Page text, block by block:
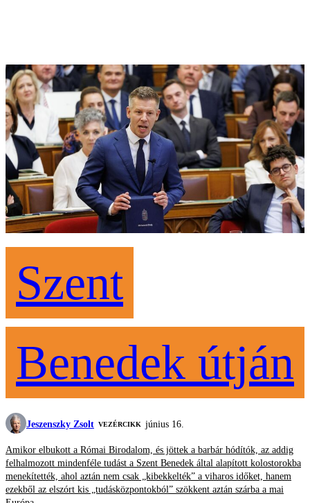
Szent
Benedek útján
Jeszenszky Zsolt VEZÉRCIKK június 16.
Amikor elbukott a Római Birodalom, és jöttek a barbár hódítók, az addig
felhalmozott mindenféle tudást a Szent Benedek által alapított kolostorokba
menekítették, ahol aztán nem csak „kibekkelték” a viharos időket, hanem
ezekből az elszórt kis „tudásközpontokból” szökkent aztán szárba a mai